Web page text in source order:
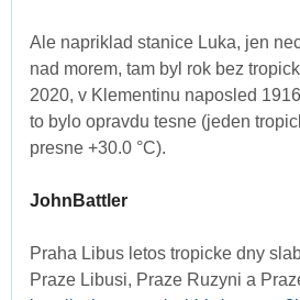
Ale napriklad stanice Luka, jen
nad morem, tam byl rok bez
2020, v Klementinu naposled
to bylo opravdu tesne (jeden
presne +30.0 °C).
JohnBattler
Praha Libus letos tropicke dny
Praze Libusi, Praze Ruzyni a